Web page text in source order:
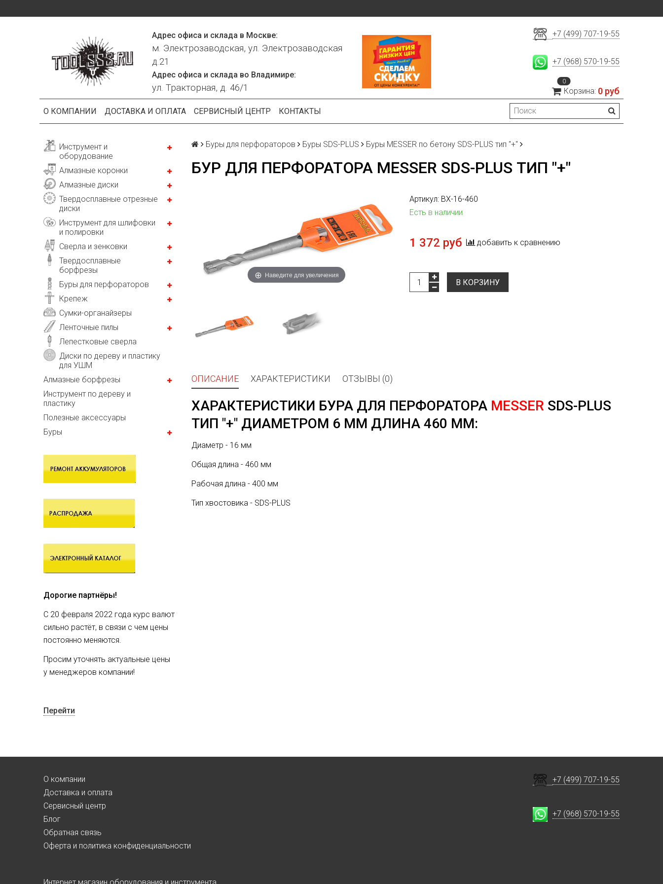
Адрес офиса и склада в Москве:
м. Электрозаводская, ул. Электрозаводская
д.21
Адрес офиса и склада во Владимире:
ул. Тракторная, д. 46/1
+7 (499) 707-19-55
+7 (968) 570-19-55
0
Корзина: 0 руб
О КОМПАНИИ ДОСТАВКА И ОПЛАТА СЕРВИСНЫЙ ЦЕНТР КОНТАКТЫ
Инструмент и
оборудование
Алмазные коронки
Алмазные диски
Твердосплавные отрезные
диски
Инструмент для шлифовки
и полировки
Сверла и зенковки
Твердосплавные
борфрезы
Буры для перфораторов
Крепеж
Сумки-органайзеры
Ленточные пилы
Лепестковые сверла
Диски по дереву и пластику
для УШМ
Алмазные борфрезы
Инструмент по дереву и
пластику
Полезные аксессуары
Буры
Дорогие партнёры!
С 20 февраля 2022 года курс валют
сильно растёт, в связи с чем цены
постоянно меняются.
Просим уточнять актуальные цены
у менеджеров компании!
Перейти
Буры для перфораторов Буры SDS-PLUS Буры MESSER по бетону SDS-PLUS тип "+"
БУР ДЛЯ ПЕРФОРАТОРА MESSER SDS-PLUS ТИП "+"
Наведите для увеличения
Артикул: BX-16-460
Есть в наличии
1 372 руб добавить к сравнению
В КОРЗИНУ
ОПИСАНИЕ ХАРАКТЕРИСТИКИ ОТЗЫВЫ (0)
ХАРАКТЕРИСТИКИ БУРА ДЛЯ ПЕРФОРАТОРА MESSER SDS-PLUS
ТИП "+" ДИАМЕТРОМ 6 ММ ДЛИНА 460 ММ:
Диаметр - 16 мм
Общая длина - 460 мм
Рабочая длина - 400 мм
Тип хвостовика - SDS-PLUS
О компании
Доставка и оплата
Сервисный центр
Блог
Обратная связь
Оферта и политика конфиденциальности
+7 (499) 707-19-55
+7 (968) 570-19-55